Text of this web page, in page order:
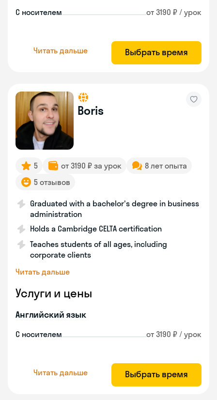
С носителем от 3190 ₽ / урок
Читать дальше Выбрать время
Boris
5 от 3190 ₽ за урок
8 лет опыта
5 отзывов
Graduated with a bachelor's degree in business
administration
Holds a Cambridge CELTA certification
Teaches students of all ages, including
corporate clients
Читать дальше
Услуги и цены
Английский язык
С носителем от 3190 ₽ / урок
Читать дальше Выбрать время